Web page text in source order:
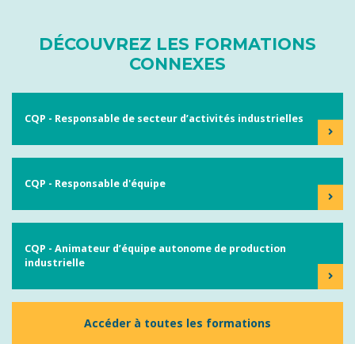
DÉCOUVREZ LES FORMATIONS
CONNEXES
CQP - Responsable de secteur d’activités industrielles
CQP - Responsable d'équipe
CQP - Animateur d’équipe autonome de production
industrielle
Accéder à toutes les formations